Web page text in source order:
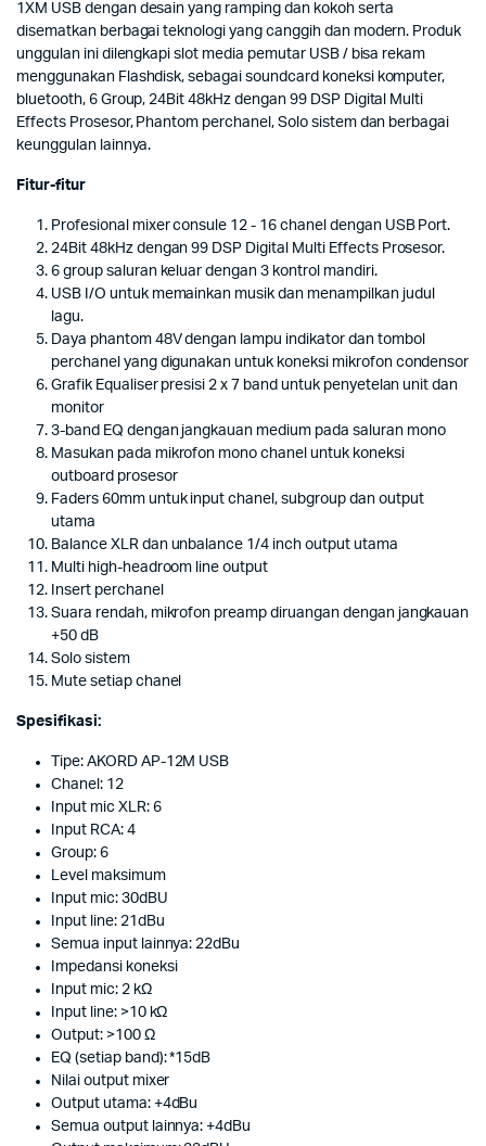
1XM USB dengan desain yang ramping dan kokoh serta
disematkan berbagai teknologi yang canggih dan modern. Produk
unggulan ini dilengkapi slot media pemutar USB / bisa rekam
menggunakan Flashdisk, sebagai soundcard koneksi komputer,
bluetooth, 6 Group, 24Bit 48kHz dengan 99 DSP Digital Multi
Effects Prosesor, Phantom perchanel, Solo sistem dan berbagai
keunggulan lainnya.
Fitur-fitur
Profesional mixer consule 12 - 16 chanel dengan USB Port.
24Bit 48kHz dengan 99 DSP Digital Multi Effects Prosesor.
6 group saluran keluar dengan 3 kontrol mandiri.
USB I/O untuk memainkan musik dan menampilkan judul
lagu.
Daya phantom 48V dengan lampu indikator dan tombol
perchanel yang digunakan untuk koneksi mikrofon condensor
Grafik Equaliser presisi 2 x 7 band untuk penyetelan unit dan
monitor
3-band EQ dengan jangkauan medium pada saluran mono
Masukan pada mikrofon mono chanel untuk koneksi
outboard prosesor
Faders 60mm untuk input chanel, subgroup dan output
utama
Balance XLR dan unbalance 1/4 inch output utama
Multi high-headroom line output
Insert perchanel
Suara rendah, mikrofon preamp diruangan dengan jangkauan
+50 dB
Solo sistem
Mute setiap chanel
Spesifikasi:
Tipe: AKORD AP-12M USB
Chanel: 12
Input mic XLR: 6
Input RCA: 4
Group: 6
Level maksimum
Input mic: 30dBU
Input line: 21dBu
Semua input lainnya: 22dBu
Impedansi koneksi
Input mic: 2 kΩ
Input line: >10 kΩ
Output: >100 Ω
EQ (setiap band): *15dB
Nilai output mixer
Output utama: +4dBu
Semua output lainnya: +4dBu